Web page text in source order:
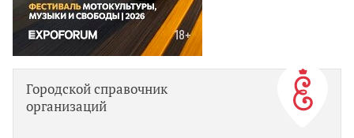
Городской справочник
организаций